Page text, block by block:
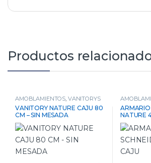
Productos
AMOBLAMIENTOS, VANITORYS
VANITORY NATURE CAJU 80
CM – SIN MESADA
ARMARIO
NATURE